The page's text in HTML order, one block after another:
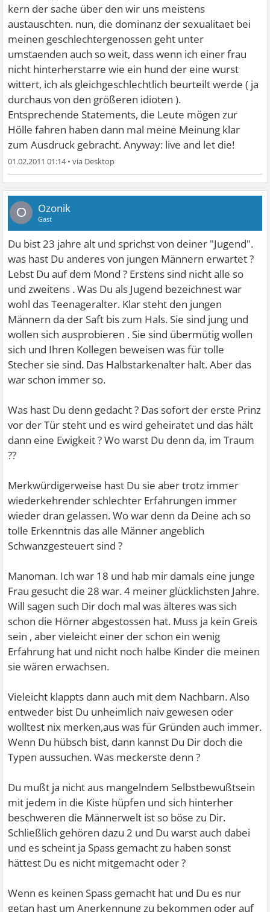
kern der sache über den wir uns meistens
austauschten. nun, die dominanz der sexualitaet bei
meinen geschlechtergenossen geht unter
umstaenden auch so weit, dass wenn ich einer frau
nicht hinterherstarre wie ein hund der eine wurst
wittert, ich als gleichgeschlechtlich beurteilt werde ( ja
durchaus von den größeren idioten ).
Entsprechende Statements, die Leute mögen zur
Hölle fahren haben dann mal meine Meinung klar
zum Ausdruck gebracht. Anyway: live and let die!
01.02.2011 01:14•
O Ozonik
Gast
Du bist 23 jahre alt und sprichst von deiner "Jugend".
was hast Du anderes von jungen Männern erwartet ?
Lebst Du auf dem Mond ? Erstens sind nicht alle so
und zweitens . Was Du als Jugend bezeichnest war
wohl das Teenageralter. Klar steht den jungen
Männern da der Saft bis zum Hals. Sie sind jung und
wollen sich ausprobieren . Sie sind übermütig wollen
sich und Ihren Kollegen beweisen was für tolle
Stecher sie sind. Das Halbstarkenalter halt. Aber das
war schon immer so.
Was hast Du denn gedacht ? Das sofort der erste Prinz
vor der Tür steht und es wird geheiratet und das hält
dann eine Ewigkeit ? Wo warst Du denn da, im Traum
??
Merkwürdigerweise hast Du sie aber trotz immer
wiederkehrender schlechter Erfahrungen immer
wieder dran gelassen. Wo war denn da Deine ach so
tolle Erkenntnis das alle Männer angeblich
Schwanzgesteuert sind ?
Manoman. Ich war 18 und hab mir damals eine junge
Frau gesucht die 28 war. 4 meiner glücklichsten Jahre.
Will sagen such Dir doch mal was älteres was sich
schon die Hörner abgestossen hat. Muss ja kein Greis
sein , aber vieleicht einer der schon ein wenig
Erfahrung hat und nicht noch halbe Kinder die meinen
sie wären erwachsen.
Vieleicht klappts dann auch mit dem Nachbarn. Also
entweder bist Du unheimlich naiv gewesen oder
wolltest nix merken,aus was für Gründen auch immer.
Wenn Du hübsch bist, dann kannst Du Dir doch die
Typen aussuchen. Was meckerste denn ?
Du mußt ja nicht aus mangelndem Selbstbewußtsein
mit jedem in die Kiste hüpfen und sich hinterher
beschweren die Männerwelt ist so böse zu Dir.
Schließlich gehören dazu 2 und Du warst auch dabei
und es scheint ja Spass gemacht zu haben sonst
hättest Du es nicht mitgemacht oder ?
Wenn es keinen Spass gemacht hat und Du es nur
getan hast um Anerkennung zu bekommen oder auf